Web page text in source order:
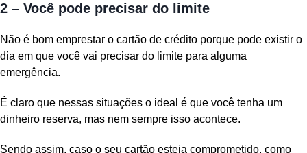
2 – Você pode precisar do limite
Não é bom emprestar o cartão de crédito porque pode existir o
dia em que você vai precisar do limite para alguma
emergência.
É claro que nessas situações o ideal é que você tenha um
dinheiro reserva, mas nem sempre isso acontece.
Sendo assim, caso o seu cartão esteja comprometido, como